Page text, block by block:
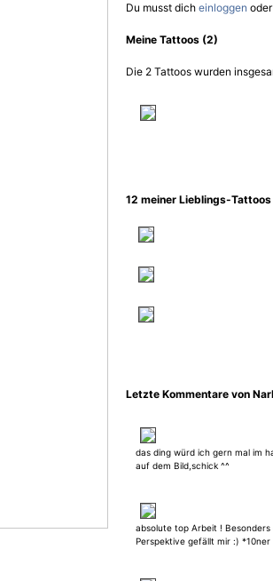
Du musst dich einloggen oder
Meine Tattoos (2)
Die 2 Tattoos wurden
12 meiner Lieblings-
Letzte Kommentare von
das ding würd ich gern mal im
auf dem Bild,schick ^^
absolute top Arbeit ! Besonders
Perspektive gefällt mir :) *10ner